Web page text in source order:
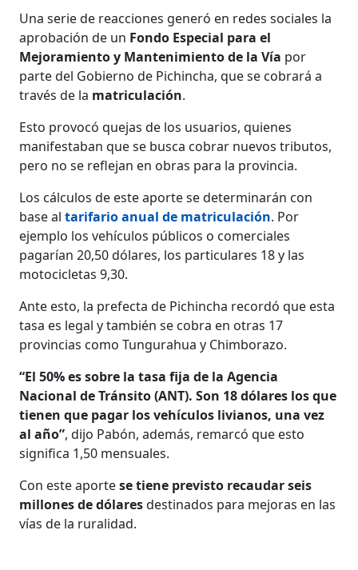
Una serie de reacciones generó en redes sociales la
aprobación de un Fondo Especial para el
Mejoramiento y Mantenimiento de la Vía por
parte del Gobierno de Pichincha, que se cobrará a
través de la matriculación.
Esto provocó quejas de los usuarios, quienes
manifestaban que se busca cobrar nuevos tributos,
pero no se reflejan en obras para la provincia.
Los cálculos de este aporte se determinarán con
base altarifario anual de matriculación. Por
ejemplo los vehículos públicos o comerciales
pagarían 20,50 dólares, los particulares 18 y las
motocicletas 9,30.
Ante esto, la prefecta de Pichincha recordó que esta
tasa es legal y también se cobra en otras 17
provincias como Tungurahua y Chimborazo.
“El 50% es sobre la tasa fija de la Agencia
Nacional de Tránsito (ANT). Son 18 dólares los que
tienen que pagar los vehículos livianos, una vez
al año”, dijo Pabón, además, remarcó que esto
significa 1,50 mensuales.
Con este aportese tiene previsto recaudar seis
millones de dólaresdestinados para mejoras en las
vías de la ruralidad.